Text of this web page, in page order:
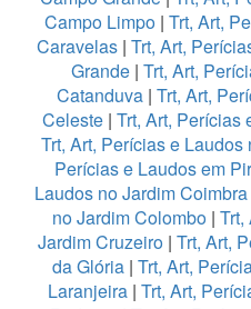
Campo Limpo | Trt, Art,
Caravelas| Trt, Art,
Grande| Trt, Art,
Catanduva | Trt, Art,
Celeste| Trt, Art, Perícias
Trt, Art, Perícias e
Perícias e Laudos em
Laudos no Jardim Coimbra
no Jardim Colombo| Trt,
Jardim Cruzeiro| Trt, Art,
da Glória| Trt, Art,
Laranjeira | Trt, Art,